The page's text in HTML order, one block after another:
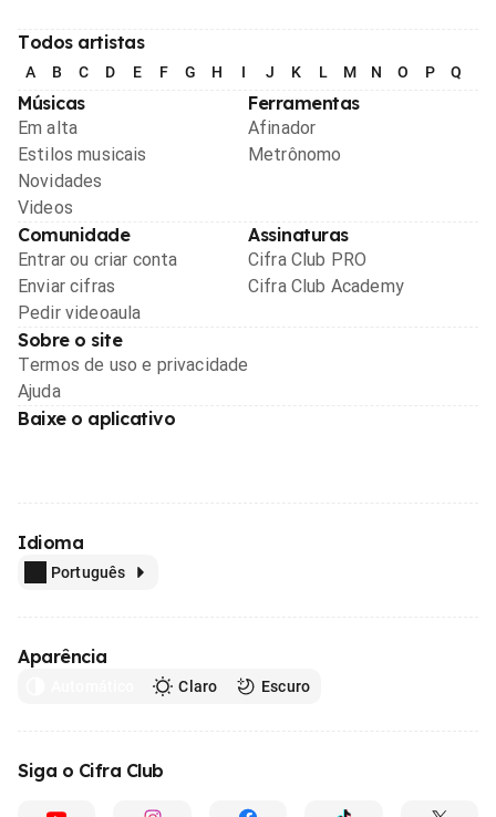
Todos artistas
A B C D E F G H I J K L M N O P Q
Músicas
Em alta
Estilos musicais
Novidades
Videos
Ferramentas
Afinador
Metrônomo
Comunidade
Entrar ou criar conta
Enviar cifras
Pedir videoaula
Assinaturas
Cifra Club PRO
Cifra Club Academy
Sobre o site
Termos de uso e privacidade
Ajuda
Baixe o aplicativo
Idioma
Português
Aparência
Claro Escuro
Siga o Cifra Club